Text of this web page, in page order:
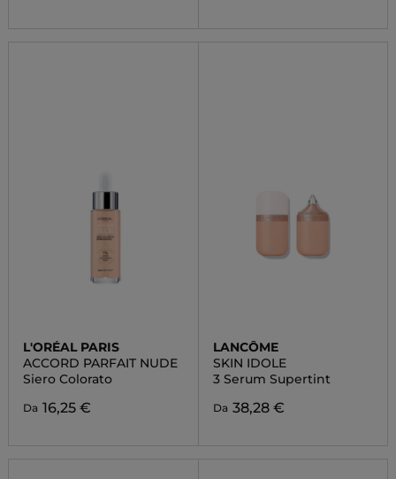
L'ORÉAL PARIS
ACCORD PARFAIT NUDE
Siero Colorato
Da 16,25 €
LANCÔME
SKIN IDOLE
3 Serum Supertint
Da 38,28 €